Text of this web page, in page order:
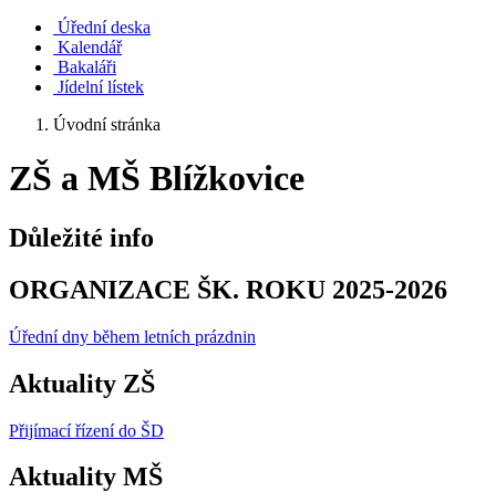
Úřední deska
Kalendář
Bakaláři
Jídelní lístek
Úvodní stránka
ZŠ a MŠ Blížkovice
Důležité info
ORGANIZACE ŠK. ROKU 2025-2026
Úřední dny během letních prázdnin
Aktuality ZŠ
Přijímací řízení do ŠD
Aktuality MŠ